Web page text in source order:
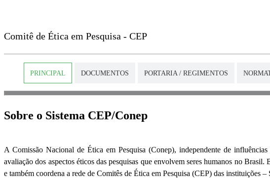
Comitê de Ética em Pesquisa - CEP
PRINCIPAL DOCUMENTOS PORTARIA / REGIMENTOS
Sobre o Sistema CEP/Conep
A Comissão Nacional de Ética em Pesquisa (Conep), independente de
avaliação dos aspectos éticos das pesquisas que envolvem seres humanos no
e também coordena a rede de Comitês de Ética em Pesquisa (CEP) das instituições –